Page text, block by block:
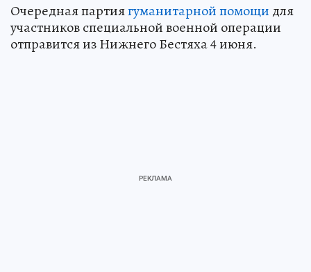
Очередная партиягуманитарной помощи для
участников специальной военной операции
отправится из Нижнего Бестяха 4 июня.